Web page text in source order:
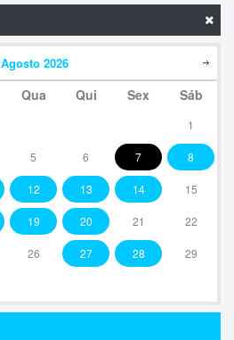
Agosto 2026
Qua Qui Sex Sáb
1
5 6 7 8
12 13 14 15
19 20 21 22
26 27 28 29